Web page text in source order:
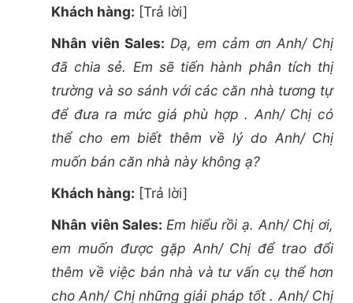
Khách hàng: [Trả lời]
Nhân viên Sales: Dạ, em cảm ơn Anh/ Chị
đã chia sẻ. Em sẽ tiến hành phân tích thị
trường và so sánh với các căn nhà tương tự
để đưa ra mức giá phù hợp . Anh/ Chị có
thể cho em biết thêm về lý do Anh/ Chị
muốn bán căn nhà này không ạ?
Khách hàng: [Trả lời]
Nhân viên Sales: Em hiểu rồi ạ. Anh/ Chị ơi,
em muốn được gặp Anh/ Chị để trao đổi
thêm về việc bán nhà và tư vấn cụ thể hơn
cho Anh/ Chị những giải pháp tốt . Anh/ Chị